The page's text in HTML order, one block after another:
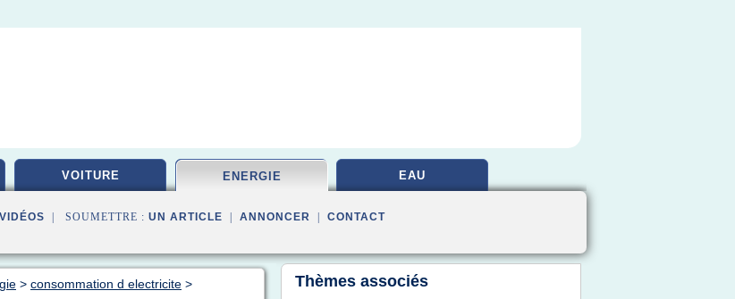
VOITURE ENERGIE EAU
| SOUMETTRE : UN ARTICLE ANNONCER CONTACT
> consommation d electricite >
Thèmes associés